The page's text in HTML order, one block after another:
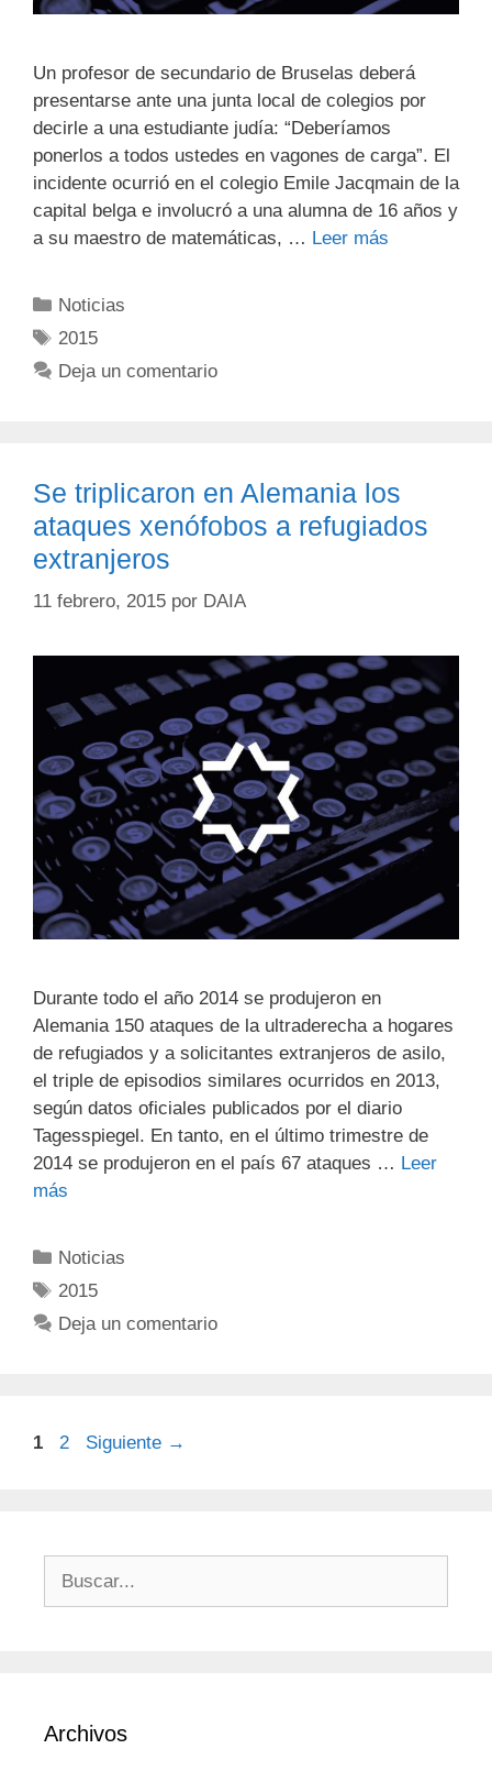
Un profesor de secundario de Bruselas deberá
presentarse ante una junta local de colegios por
decirle a una estudiante judía: “Deberíamos
ponerlos a todos ustedes en vagones de carga”. El
incidente ocurrió en el colegio Emile Jacqmain de la
capital belga e involucró a una alumna de 16 años y
a su maestro de matemáticas, … Leer más
Noticias
2015
Deja un comentario
Se triplicaron en Alemania los
ataques xenófobos a refugiados
extranjeros
11 febrero, 2015 por DAIA
Durante todo el año 2014 se produjeron en
Alemania 150 ataques de la ultraderecha a hogares
de refugiados y a solicitantes extranjeros de asilo,
el triple de episodios similares ocurridos en 2013,
según datos oficiales publicados por el diario
Tagesspiegel. En tanto, en el último trimestre de
2014 se produjeron en el país 67 ataques … Leer
más
Noticias
2015
Deja un comentario
1 2 Siguiente →
Archivos